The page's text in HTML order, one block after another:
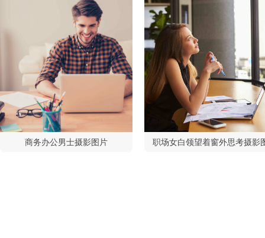
商务办公男士摄影图片 职场女白领望着窗外思考摄影